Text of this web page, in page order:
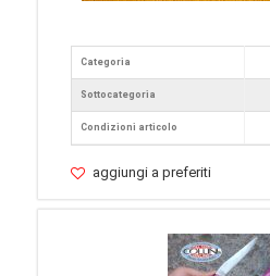
Categoria
Sottocategoria
Condizioni articolo
aggiungi a preferiti